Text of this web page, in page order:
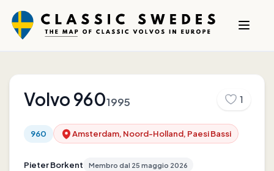
Volvo 9601995 1
960 Amsterdam, Noord-Holland, Paesi Bassi
Pieter Borkent Membro dal 25 maggio 2026